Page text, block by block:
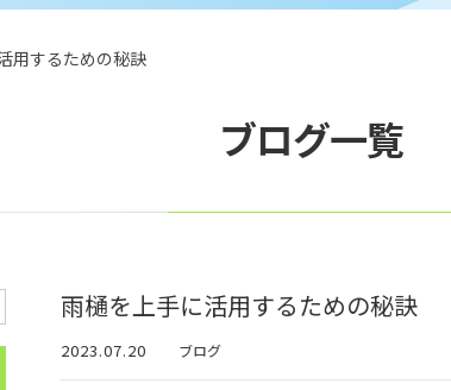
用するための秘訣
ブログ一覧
雨樋を上手に活用するための秘訣
2023.07.20 ブログ